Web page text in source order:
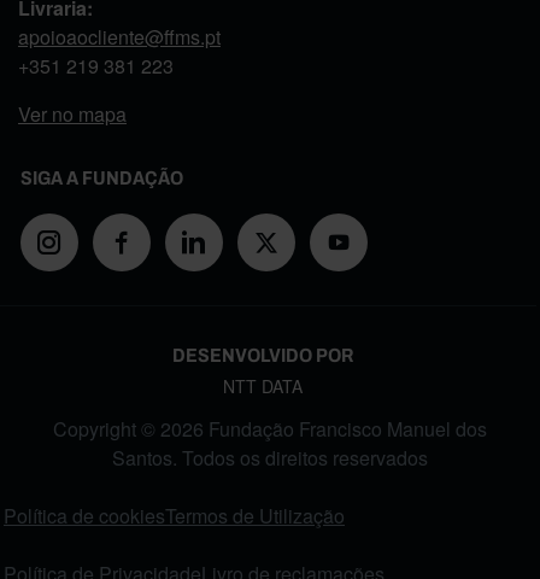
Livraria:
apoioaocliente@ffms.pt
+351 219 381 223
Ver no mapa
SIGA A FUNDAÇÃO
DESENVOLVIDO POR
NTT DATA
Copyright © 2026 Fundação Francisco Manuel dos
Santos. Todos os direitos reservados
Política de cookiesTermos de Utilização